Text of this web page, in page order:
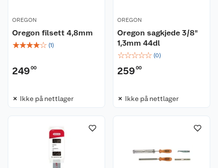
OREGON
Oregon filsett 4,8mm
☆☆☆☆☆ (1)
24900
Ikke på nettlager
OREGON
Oregon sagkjede 3/8"
1,3mm 44dl
☆☆☆☆☆ (0)
25900
Ikke på nettlager
Kundeservice
Kontakt oss
Angre- og returrett